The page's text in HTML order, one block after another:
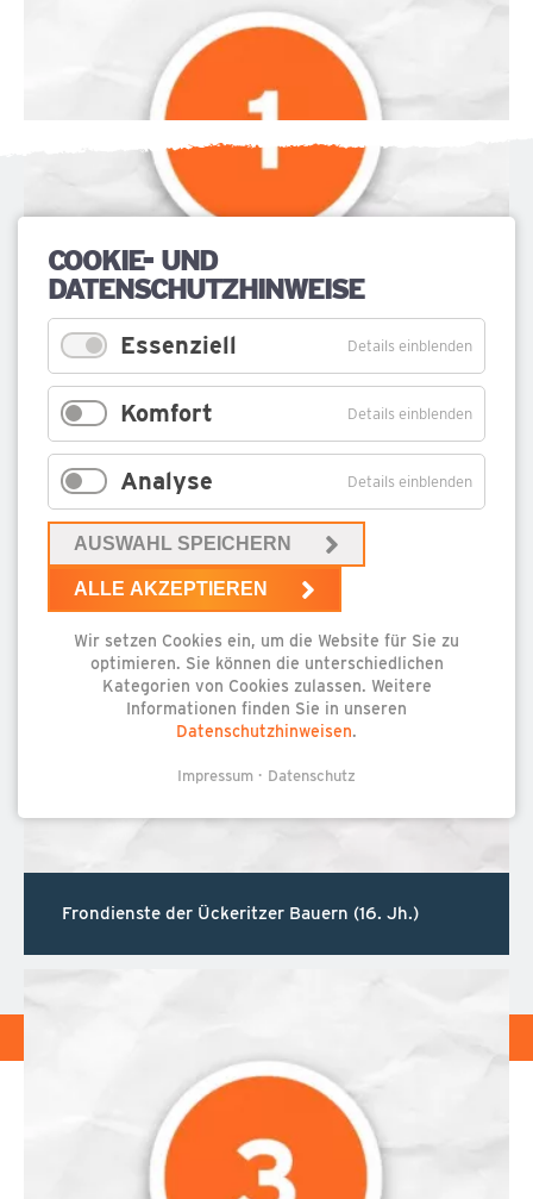
Die wundertätige Rose im Kloster Pudagla (15.
Jh.)
Frondienste der Ückeritzer Bauern (16. Jh.)
TEIL 02 TEIL 04
KURVERWALTUNG ÜCKERITZ
Bäderstraße 5
17459 Ückeritz
Tel. (038375) 2520
info@ueckeritz.de
ÖFFNUNGSZEITEN
Juni und September
Juli und August
Mo bis Fr 9-18 Uhr
COOKIE- UND
DATENSCHUTZHINWEISE
Essenziell Details einblenden
Komfort Details einblenden
Analyse Details einblenden
AUSWAHL SPEICHERN
ALLE AKZEPTIEREN
Wir setzen Cookies ein, um die Website für Sie zu
optimieren. Sie können die unterschiedlichen
Kategorien von Cookies zulassen. Weitere
Informationen finden Sie in unseren
Datenschutzhinweisen.
Impressum Datenschutz